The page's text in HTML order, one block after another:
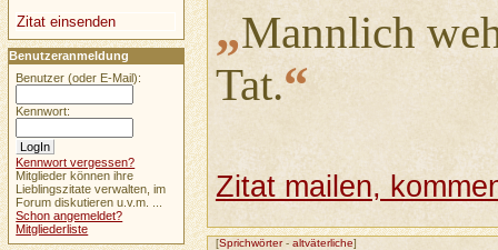
„Mannlich
Tat.“
Zitat mailen,
[Sprichwörter- altväterliche]
Zitat einsenden
Benutzeranmeldung
Benutzer (oder E-Mail):
Kennwort:
Kennwort vergessen?
Mitglieder können ihre
Lieblingszitate verwalten, im
Forum diskutieren u.v.m. ...
Schon angemeldet?
Mitgliederliste